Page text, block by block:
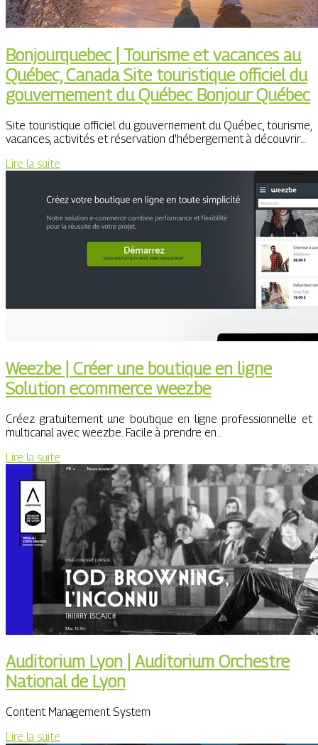
Bonjourquebec | Tourisme et vacances au
Québec, Canada Site touristique officiel du
gouver­ne­ment du Québec Bonjour Québec
Site touristique officiel du gouvernement du Québec, tourisme,
vacances, activités et réservation d’hébergement à découvrir…
Lire la suite
Weezbe | Créer une boutique en ligne
Solution ecommerce weezbe
Créez gratuitement une boutique en ligne professionnelle et
multicanal avec weezbe. Facile à prendre en…
Lire la suite
Auditorium Lyon | Auditorium Orchestre
National de Lyon
Content Management System
Lire la suite